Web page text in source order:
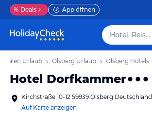
% Deals App öffnen
Hotel, Reiseziel
Urlaub Olsberg Urlaub Olsberg Hotels
Hotel Dorfkammer
Kirchstraße 10-12 59939 Olsberg Deutschland
Auf Karte anzeigen